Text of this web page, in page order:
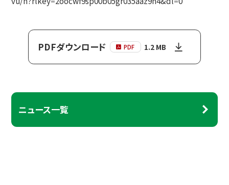
PDFダウンロード PDF 1.2 MB
ニュース一覧